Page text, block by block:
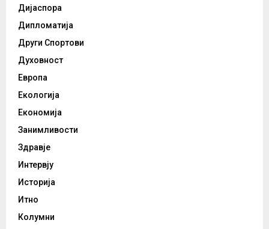
Дијаспора
Дипломатија
Други Спортови
Духовност
Европа
Екологија
Економија
Занимливости
Здравје
Интервју
Историја
Итно
Колумни